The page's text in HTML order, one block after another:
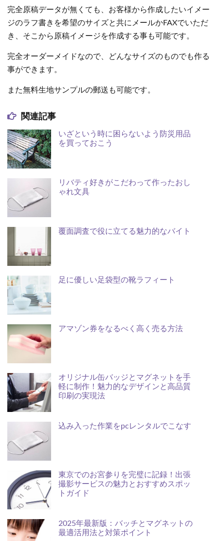
完全原稿データが無くても、お客様から作成したいイメー
ジのラフ書きを希望のサイズと共にメールかFAXでいただ
き、そこから原稿イメージを作成する事も可能です。
完全オーダーメイドなので、どんなサイズのものでも作る
事ができます。
また無料生地サンプルの郵送も可能です。
関連記事
いざという時に困らないよう防災用品
を買っておこう
リバティ好きがこだわって作ったおし
ゃれ文具
覆面調査で役に立てる魅力的なバイト
足に優しい足袋型の靴ラフィート
アマゾン券をなるべく高く売る方法
オリジナル缶バッジとマグネットを手
軽に制作！魅力的なデザインと高品質
印刷の実現法
込み入った作業をpcレンタルでこなす
東京でのお宮参りを完璧に記録！出張
撮影サービスの魅力とおすすめスポッ
トガイド
2025年最新版：バッチとマグネットの
最適活用法と対策ポイント